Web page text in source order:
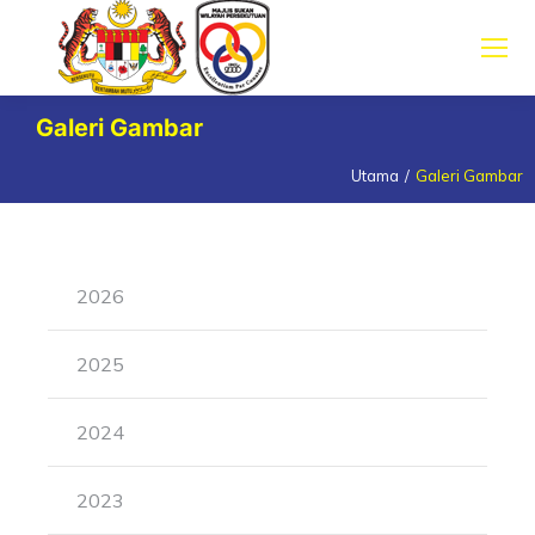
Galeri Gambar
Utama Galeri Gambar
2026
2025
2024
2023